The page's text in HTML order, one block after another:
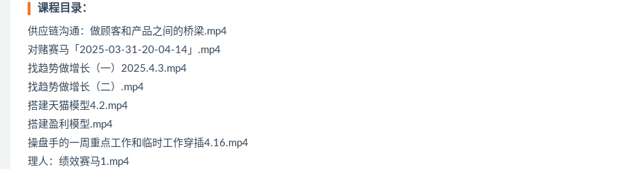
课程目录：
供应链沟通：做顾客和产品之间的桥梁.mp4
对赌赛马「2025-03-31-20-04-14」.mp4
找趋势做增长（一）2025.4.3.mp4
找趋势做增长（二）.mp4
搭建天猫模型4.2.mp4
搭建盈利模型.mp4
操盘手的一周重点工作和临时工作穿插4.16.mp4
理人：绩效赛马1.mp4